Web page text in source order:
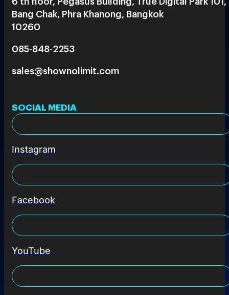
Bang Chak, Phra Khanong, Bangkok
10260
085-848-2253
sales@shownolimit.com
SOCIAL MEDIA
Instagram
Facebook
YouTube